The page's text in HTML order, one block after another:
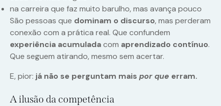
na carreira que faz muito barulho, mas avança pouco
São pessoas que dominam o discurso, mas perderam
conexão com a prática real. Que confundem
experiência acumuladacom aprendizado contínuo.
Que seguem atirando, mesmo sem acertar.
E, pior: já não se perguntam mais por que erram.
A ilusão da competência